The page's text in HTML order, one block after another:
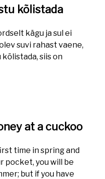
kõlistada
kägu ja sul ei
suvi rahast vaene,
kõlistada, siis on
at a cuckoo
time in spring and
pocket, you will be
but if you have